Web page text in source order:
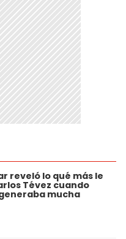
reveló lo qué más le
Tévez cuando
mucha